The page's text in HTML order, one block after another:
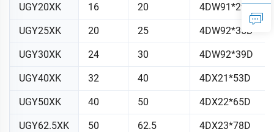
UGY20XK 16 20 4DW91*29D
UGY25XK 20 25 4DW92*35D
UGY30XK 24 30 4DW92*39D
UGY40XK 32 40 4DX21*53D
UGY50XK 40 50 4DX22*65D
UGY62.5XK 50 62.5 4DX23*78D